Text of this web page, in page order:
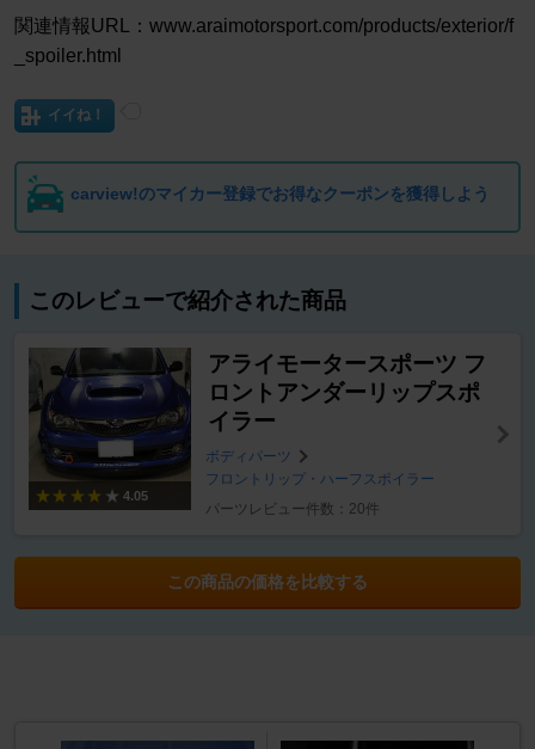
関連情報URL：www.araimotorsport.com/products/exterior/f
_spoiler.html
イイね！
carview!のマイカー登録でお得なクーポンを獲得しよう
このレビューで紹介された商品
4.05
アライモータースポーツ フ
ロントアンダーリップスポ
イラー
ボディパーツ
フロントリップ・ハーフスポイラー
パーツレビュー件数：20件
この商品の価格を比較する